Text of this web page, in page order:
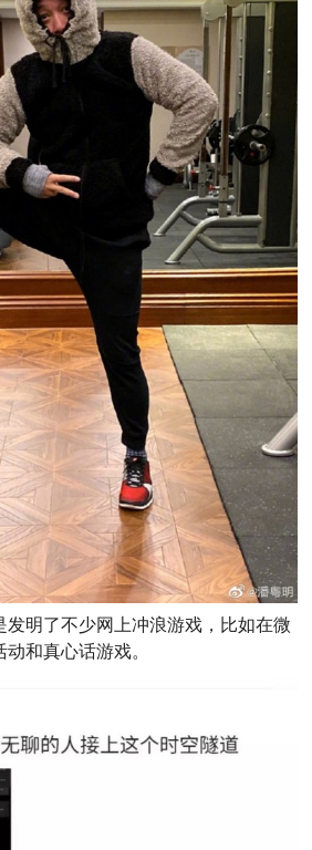
发明了不少网上冲浪游戏，比如在微
和真心话游戏。